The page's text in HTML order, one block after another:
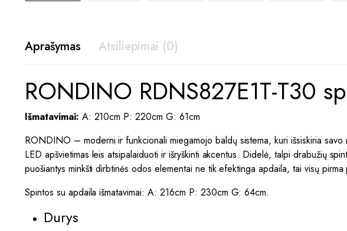
Aprašymas Atsiliepimai (0)
RONDINO RDNS827E1T-T30
Išmatavimai: A: 210cm P: 220cm G: 61cm
RONDINO – moderni ir funkcionali miegamojo baldų sistema, kuri išsiskiria
LED apšvietimas leis atsipalaiduoti ir išryškinti akcentus. Didelė, talpi drabužių
puošiantys minkšti dirbtinės odos elementai ne tik efektinga apdaila, tai visų pirma
Spintos su apdaila išmatavimai: A: 216cm P: 230cm G: 64cm.
Durys